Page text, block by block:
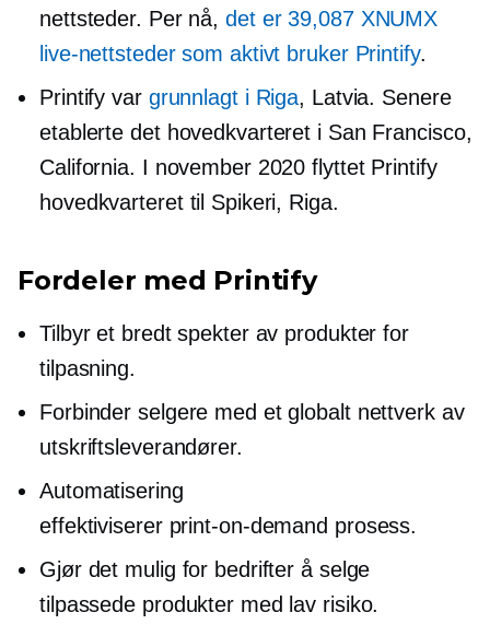
nettsteder. Per nå, det er 39,087 XNUMX
live-nettsteder som aktivt bruker Printify.
Printify var grunnlagt i Riga, Latvia. Senere
etablerte det hovedkvarteret i San Francisco,
California. I november 2020 flyttet Printify
hovedkvarteret til Spikeri, Riga.
Fordeler med Printify
Tilbyr et bredt spekter av produkter for
tilpasning.
Forbinder selgere med et globalt nettverk av
utskriftsleverandører.
Automatisering
effektiviserer print-on-demand prosess.
Gjør det mulig for bedrifter å selge
tilpassede produkter med lav risiko.